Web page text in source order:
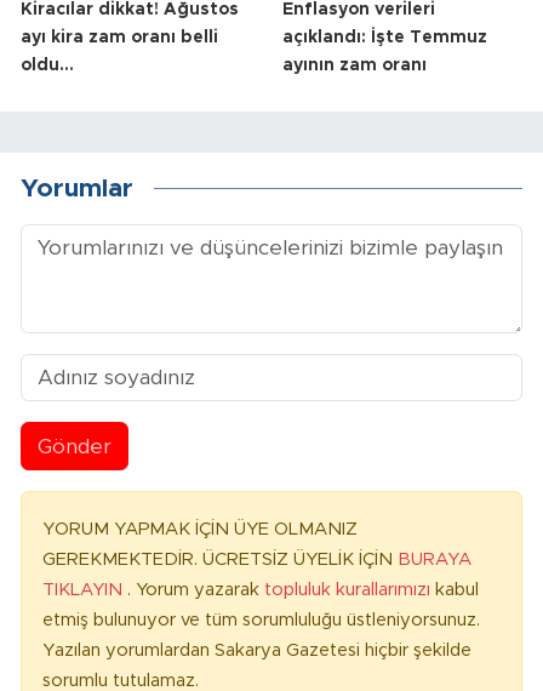
Kiracılar dikkat! Ağustos
ayı kira zam oranı belli
oldu...
Enflasyon verileri
açıklandı: İşte Temmuz
ayının zam oranı
Yorumlar
Gönder
YORUM YAPMAK İÇİN ÜYE OLMANIZ
GEREKMEKTEDİR. ÜCRETSİZ ÜYELİK İÇİN BURAYA
TIKLAYIN . Yorum yazarak topluluk kurallarımızı kabul
etmiş bulunuyor ve tüm sorumluluğu üstleniyorsunuz.
Yazılan yorumlardan Sakarya Gazetesi hiçbir şekilde
sorumlu tutulamaz.